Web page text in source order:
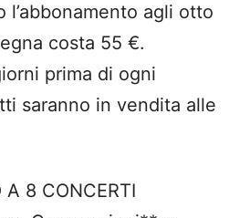
l’abbonamento agli otto
costa 55 €.
prima di ogni
saranno in vendita alle
A 8 CONCERTI